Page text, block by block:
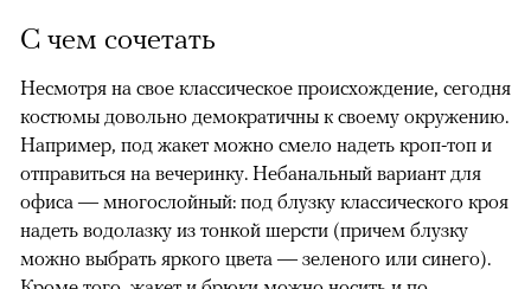
С чем сочетать
Несмотря на свое классическое происхождение, сегодня
костюмы довольно демократичны к своему окружению.
Например, под жакет можно смело надеть кроп-топ и
отправиться на вечеринку. Небанальный вариант для
офиса — многослойный: под блузку классического кроя
надеть водолазку из тонкой шерсти (причем блузку
можно выбрать яркого цвета — зеленого или синего).